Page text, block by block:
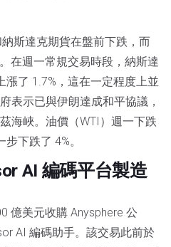
斯達克期貨在盤前下跌，而
在週一常規交易時段，納斯達
漲了 1.7%，這在一定程度上並
表示已與伊朗達成和平協議，
海峽。油價（WTI）週一下跌
下跌了 4%。
AI 編碼平台製造
億美元收購 Anysphere 公
AI 編碼助手。該交易此前於